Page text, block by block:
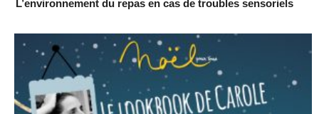
L’environnement du repas en cas de troubles sensoriels